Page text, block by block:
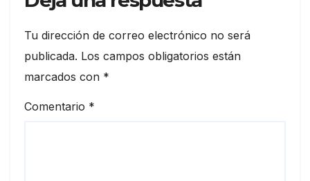
Tu dirección de correo electrónico no será
publicada. Los campos obligatorios están
marcados con *
Comentario *